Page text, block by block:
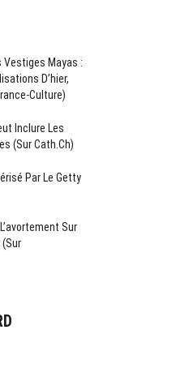
Vestiges Mayas :
D’hier,
Culture)
Inclure Les
(sur Cath.ch)
Par Le Getty
Sur
(sur